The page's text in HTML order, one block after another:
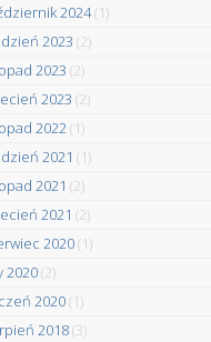
2024(1)
2023 (2)
2023 (2)
2023 (2)
2022(1)
2021 (1)
2021 (2)
2021 (2)
2020(1)
2020(2)
2020(1)
2018(3)